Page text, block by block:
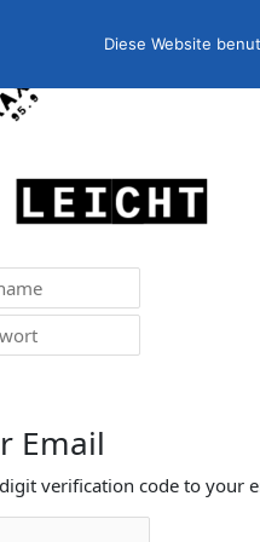
Email
verification code to your
Diese Website